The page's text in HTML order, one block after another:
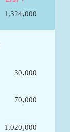
1,324,000
30,000
70,000
1,020,000